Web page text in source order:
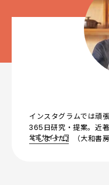
インスタグラムでは頑
365日研究・提案。近
てしまった』（大和書房
公式サイト